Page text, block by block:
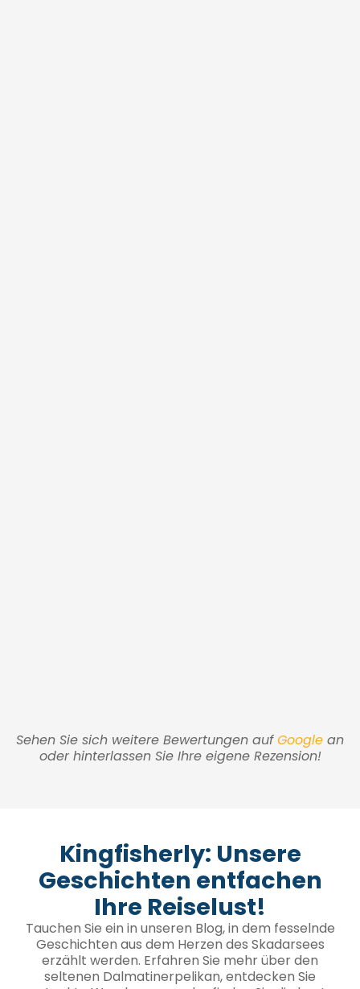
Sehen Sie sich weitere Bewertungen aufGoogle an
oder hinterlassen Sie Ihre eigene Rezension!
Kingfisherly: Unsere
Geschichten entfachen
Ihre Reiselust!
Tauchen Sie ein in unseren Blog, in dem fesselnde
Geschichten aus dem Herzen des Skadarsees
erzählt werden. Erfahren Sie mehr über den
seltenen Dalmatinerpelikan, entdecken Sie